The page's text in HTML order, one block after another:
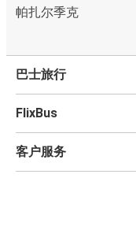
帕扎尔季克
巴士旅行
FlixBus
客户服务